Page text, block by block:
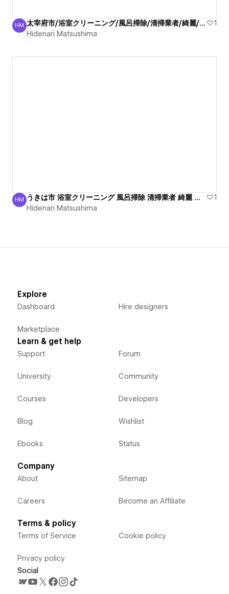
Hidenari Matsushima
HM 太宰府市/浴室クリーニング/風呂掃除/清掃業者/綺麗/丁寧
1
Hidenari Matsushima
Hidenari Matsushima
HM うきは市 浴室クリーニング 風呂掃除 清掃業者 綺麗 丁寧
1
Hidenari Matsushima
Explore
Dashboard
Marketplace
Hire designers
Learn & get help
Support
University
Courses
Blog
Ebooks
Forum
Community
Developers
Wishlist
Status
Company
About
Careers
Sitemap
Become an Affiliate
Terms & policy
Terms of Service
Privacy policy
Cookie policy
Social